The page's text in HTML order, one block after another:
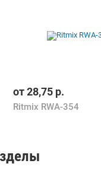
от28,75 р.
Ritmix RWA-354